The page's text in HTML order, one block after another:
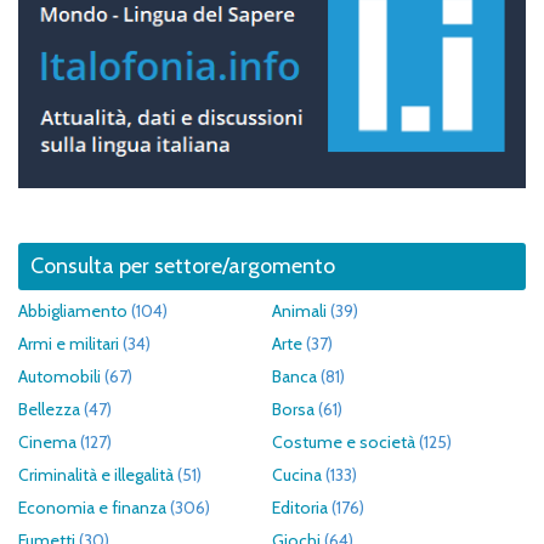
Consulta per settore/argomento
Abbigliamento (104) Animali (39)
Armi e militari (34) Arte(37)
Automobili (67) Banca(81)
Bellezza(47) Borsa(61)
Cinema(127) Costume e società(125)
Criminalità e illegalità(51) Cucina(133)
Economia e finanza(306) Editoria(176)